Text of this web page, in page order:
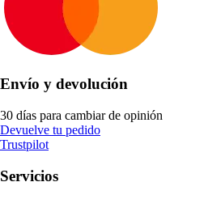
Envío y devolución
30 días para cambiar de opinión
Devuelve tu pedido
Trustpilot
Servicios